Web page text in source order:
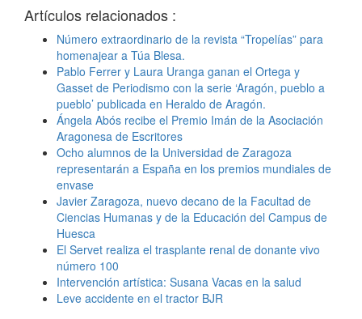
Artículos relacionados :
Número extraordinario de la revista “Tropelías” para
homenajear a Túa Blesa.
Pablo Ferrer y Laura Uranga ganan el Ortega y
Gasset de Periodismo con la serie ‘Aragón, pueblo a
pueblo’ publicada en Heraldo de Aragón.
Ángela Abós recibe el Premio Imán de la Asociación
Aragonesa de Escritores
Ocho alumnos de la Universidad de Zaragoza
representarán a España en los premios mundiales de
envase
Javier Zaragoza, nuevo decano de la Facultad de
Ciencias Humanas y de la Educación del Campus de
Huesca
El Servet realiza el trasplante renal de donante vivo
número 100
Intervención artística: Susana Vacas en la salud
Leve accidente en el tractor BJR